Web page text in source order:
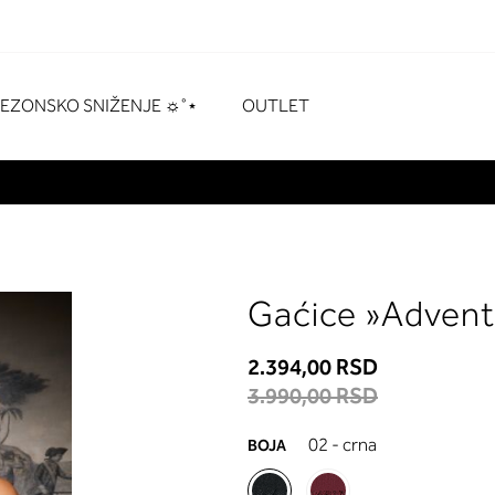
SNIŽENJE ☼˚⋆ OUTLET
Gaćice
2.394,00 RSD
3.990,00 RSD
BOJA 02 - crna